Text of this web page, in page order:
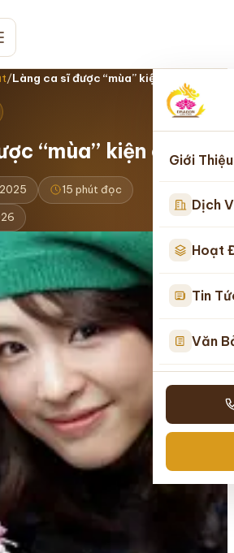
Giới Thiệu
Dịch
Hoạt
Tin
Văn
/Làng ca sĩ được “mùa” kiện cáo!
“mùa” kiện cáo!
15 phút đọc